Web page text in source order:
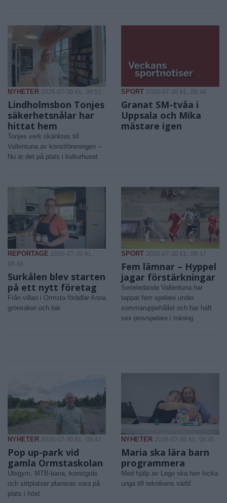
NYHETER 2026-07-30 KL. 08:51
Lindholmsbon Tonjes
säkerhetsnålar har
hittat hem
Tonjes verk skänktes till
Vallentuna av konstföreningen –
Nu är det på plats i kulturhuset
SPORT 2026-07-30 KL. 08:48
Granat SM-tvåa i
Uppsala och Mika
mästare igen
REPORTAGE 2026-07-30 KL.
08:48
Surkålen blev starten
på ett nytt företag
Från villan i Ormsta förädlar Anna
grönsaker och bär
SPORT 2026-07-30 KL. 08:47
Fem lämnar – Hyppel
jagar förstärkningar
Serieledande Vallentuna har
tappat fem spelare under
sommaruppehållet och har haft
sex provspelare i träning
NYHETER 2026-07-30 KL. 08:47
Pop up-park vid
gamla Ormstaskolan
Utegym, MTB-bana, konstgräs
och sittplatser planeras vara på
plats i höst
NYHETER 2026-07-30 KL. 08:45
Maria ska lära barn
programmera
Med hjälp av Lego ska hon locka
unga till teknikens värld